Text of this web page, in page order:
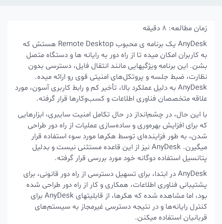
زمان مطالعه:8دقیقه
AnyDesk یک برنامه ی محبوب Remote Desktop هستش که
به کاربران امکان میده تا از راه دور به رایانه ها و دستگاه متصل
بشن. این برنامه ویژگیهایی مانند انتقال فایل، دسترسی بدون
نظارت، ضبط جلسه و پروتکل‌های امنیتی قوی رو ارائه میده.
AnyDesk به دلیل عملکرد بالا، تأخیر کم و رابط کاربری آسون، مورد
علاقه متخصصان فناوری اطلاعات و کسب‌وکارها قرار گرفته.
با این حال، در چشم‌انداز در حال تکامل امنیت سایبری، ابزارهایی
که برای افزایش بهره‌وری و ساده‌سازی عملیات از راه دور طراحی
شدن، به طور فزاینده‌ای توسط هکرها مورد سوء استفاده قرار
میگیرن. AnyDesk نیز از این قاعده مستثنی نیست و بدلیل
پتانسیل استفاده دوگانه خود مورد بررسی قرار گرفته.
AnyDesk در ابتدا، برای تسهیل دسترسی از راه دور قانونی، برای
پشتیبانی فناوری اطلاعات، همکاری و کار از راه دور طراحی شده
بود، اما مشاهده شده که هکرها، از قابلیتهای AnyDesk برای
کنترل رایانه‌ها و در نتیجه دسترسی غیرمجاز به سیستم‌های
قربانیان استفاده میکنن.